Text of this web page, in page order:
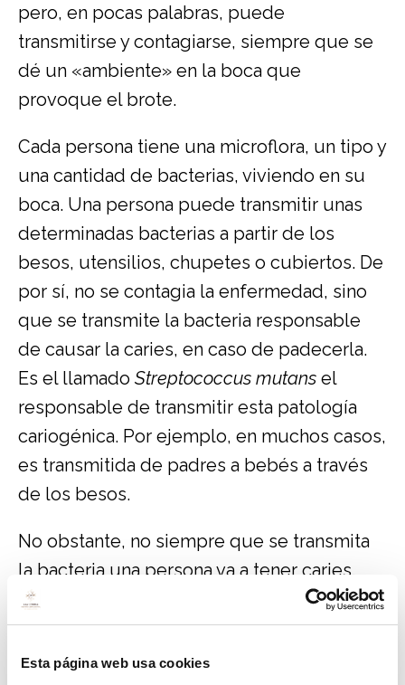
Esta página web usa cookies
pero, en pocas palabras, puede
transmitirse y contagiarse, siempre que se
dé un «ambiente» en la boca que
provoque el brote.
Cada persona tiene una microflora, un tipo y
una cantidad de bacterias, viviendo en su
boca. Una persona puede transmitir unas
determinadas bacterias a partir de los
besos, utensilios, chupetes o cubiertos. De
por sí, no se contagia la enfermedad, sino
que se transmite la bacteria responsable
de causar la caries, en caso de padecerla.
Es el llamado Streptococcus mutans el
responsable de transmitir esta patología
cariogénica. Por ejemplo, en muchos casos,
es transmitida de padres a bebés a través
de los besos.
No obstante, no siempre que se transmita
la bacteria una persona va a tener caries.
Intervienen otros factores para que la
enfermedad brote. De por sí, existen
barreras en la boca que destruirán las